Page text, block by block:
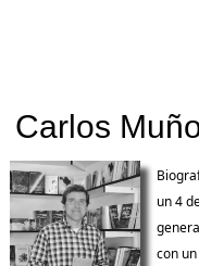
Carlos
un 4
con